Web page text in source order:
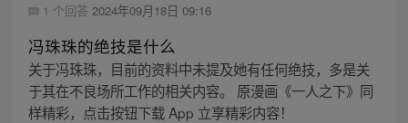
1 个回答 2024年09月18日 09:16
冯珠珠的绝技是什么
关于冯珠珠，目前的资料中未提及她有任何绝技，多是关
于其在不良场所工作的相关内容。 原漫画《一人之下》同
样精彩，点击按钮下载 App 立享精彩内容！